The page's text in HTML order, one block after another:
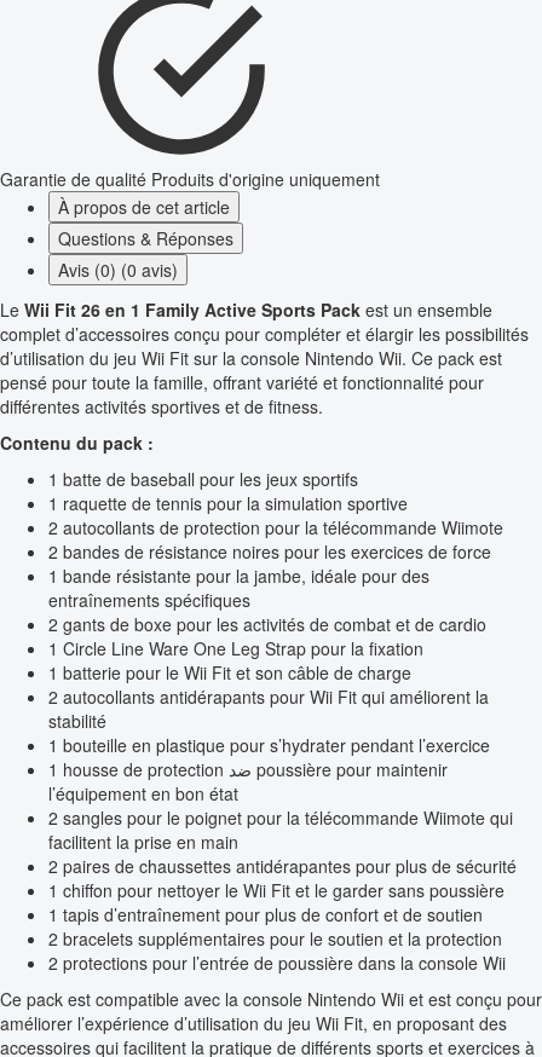
Garantie de qualité Produits d'origine uniquement
À propos de cet article
Questions & Réponses
Avis (0) (0 avis)
Le Wii Fit 26 en 1 Family Active Sports Pack est un ensemble
complet d’accessoires conçu pour compléter et élargir les possibilités
d’utilisation du jeu Wii Fit sur la console Nintendo Wii. Ce pack est
pensé pour toute la famille, offrant variété et fonctionnalité pour
différentes activités sportives et de fitness.
Contenu du pack :
1 batte de baseball pour les jeux sportifs
1 raquette de tennis pour la simulation sportive
2 autocollants de protection pour la télécommande Wiimote
2 bandes de résistance noires pour les exercices de force
1 bande résistante pour la jambe, idéale pour des
entraînements spécifiques
2 gants de boxe pour les activités de combat et de cardio
1 Circle Line Ware One Leg Strap pour la fixation
1 batterie pour le Wii Fit et son câble de charge
2 autocollants antidérapants pour Wii Fit qui améliorent la
stabilité
1 bouteille en plastique pour s’hydrater pendant l’exercice
1 housse de protection ضد poussière pour maintenir
l’équipement en bon état
2 sangles pour le poignet pour la télécommande Wiimote qui
facilitent la prise en main
2 paires de chaussettes antidérapantes pour plus de sécurité
1 chiffon pour nettoyer le Wii Fit et le garder sans poussière
1 tapis d’entraînement pour plus de confort et de soutien
2 bracelets supplémentaires pour le soutien et la protection
2 protections pour l’entrée de poussière dans la console Wii
Ce pack est compatible avec la console Nintendo Wii et est conçu pour
améliorer l’expérience d’utilisation du jeu Wii Fit, en proposant des
accessoires qui facilitent la pratique de différents sports et exercices à